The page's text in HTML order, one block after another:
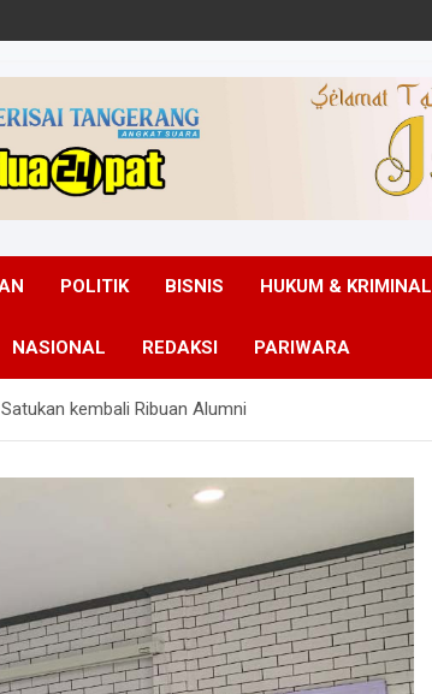
POLITIK BISNIS HUKUM & KRIMINAL
NASIONAL REDAKSI PARIWARA
kembali Ribuan Alumni